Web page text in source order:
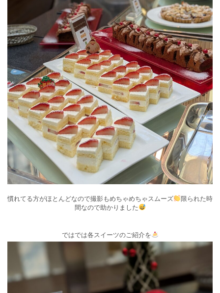
慣れてる方がほとんどなので撮影もめちゃめちゃスムーズ
限られた時
間なので助かりました
ではでは各スイーツのご紹介を